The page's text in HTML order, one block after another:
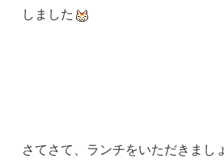
しました
さてさて、ランチをいただきまし